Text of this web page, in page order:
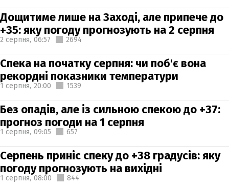
Дощитиме лише на Заході, але припече до
+35: яку погоду прогнозують на 2 серпня
2 серпня, 06:57 2694
Спека на початку серпня: чи поб'є вона
рекордні показники температури
1 серпня, 20:00 1539
Без опадів, але із сильною спекою до +37:
прогноз погоди на 1 серпня
1 серпня, 09:05 657
Серпень приніс спеку до +38 градусів: яку
погоду прогнозують на вихідні
1 серпня, 08:00 844